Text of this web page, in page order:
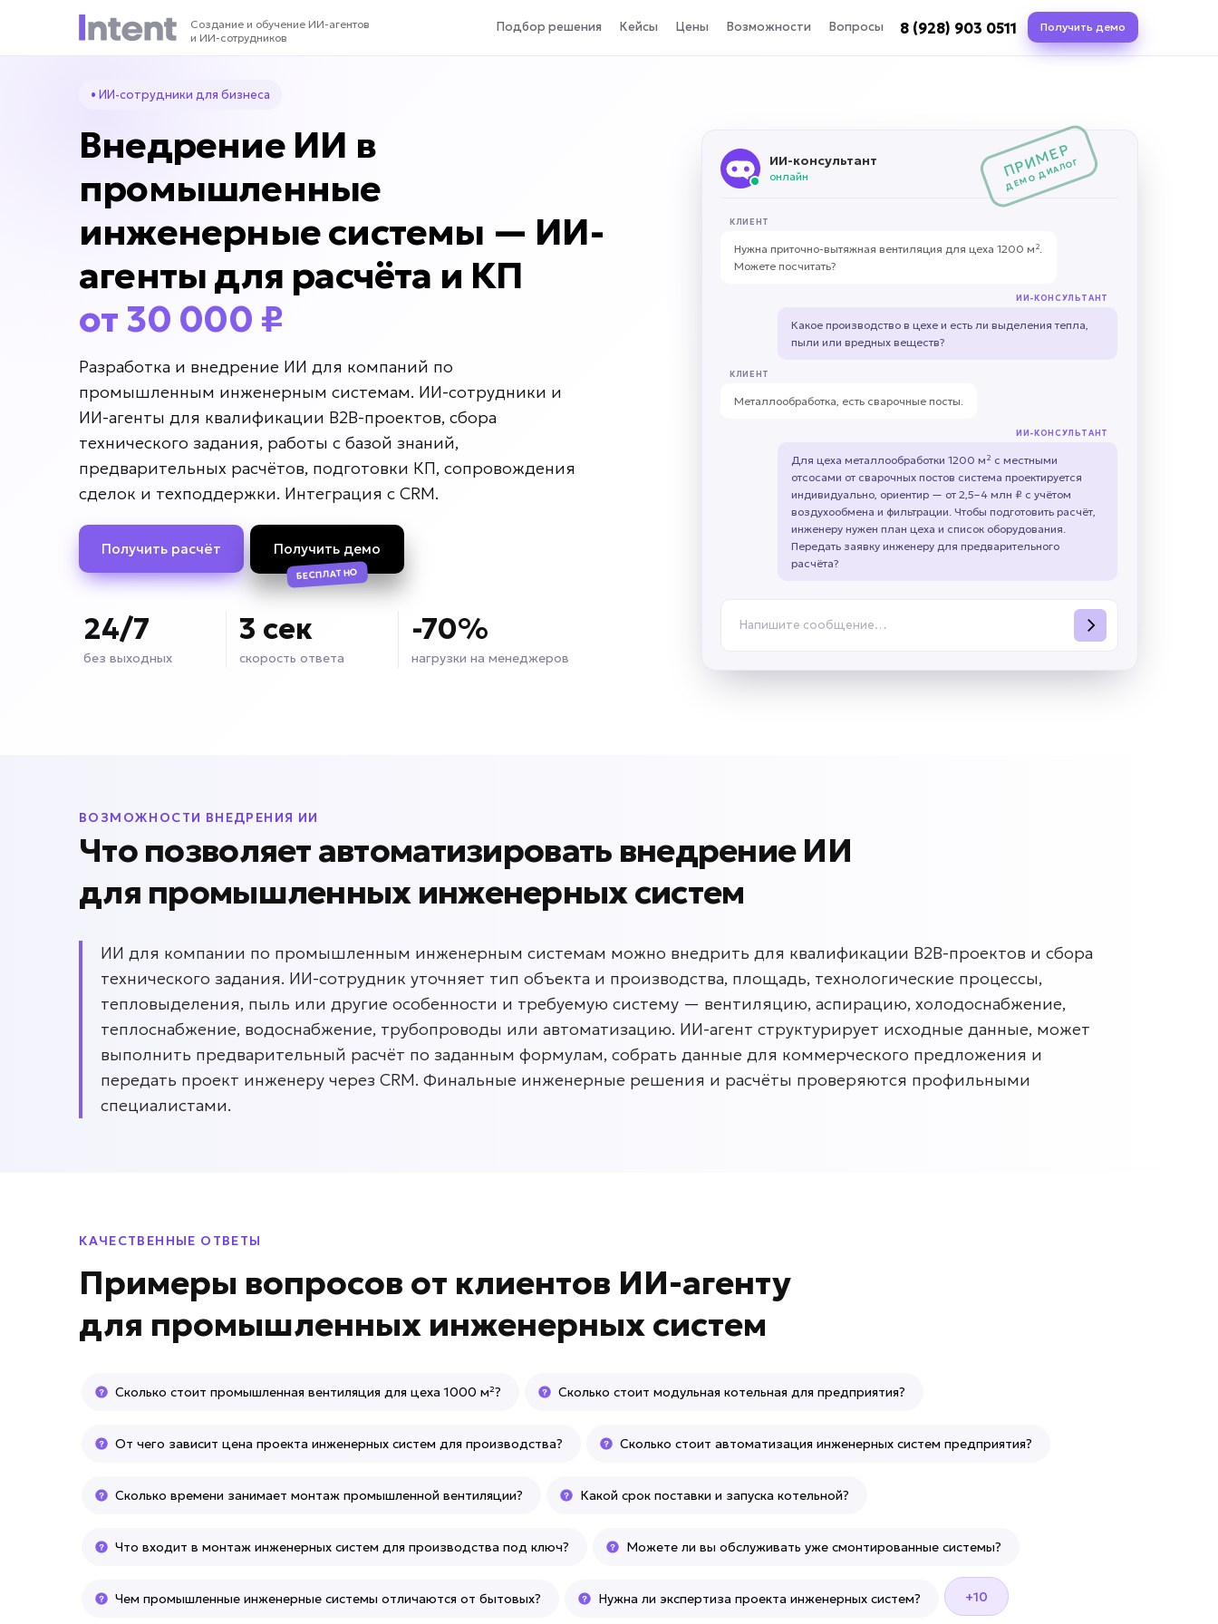
Создание и обучение ИИ-агентов
и ИИ-сотрудников
Подбор решения Кейсы Цены Возможности Вопросы 8 (928) 903 0511 Получить демо
• ИИ-сотрудники для бизнеса
Внедрение ИИ в
промышленные
инженерные системы — ИИ-
агенты для расчёта и КП
от 30 000 ₽
Разработка и внедрение ИИ для компаний по
промышленным инженерным системам. ИИ-сотрудники и
ИИ-агенты для квалификации B2B-проектов, сбора
технического задания, работы с базой знаний,
предварительных расчётов, подготовки КП, сопровождения
сделок и техподдержки. Интеграция с CRM.
Получить расчёт Получить демо
БЕСПЛАТНО
24/7
без выходных
3 сек
скорость ответа
-70%
нагрузки на менеджеров
ПРИМЕР
ДЕМО ДИАЛОГ
ИИ-консультант
онлайн
КЛИЕНТ
Нужна приточно-вытяжная вентиляция для цеха 1200 м².
Можете посчитать?
ИИ-КОНСУЛЬТАНТ
Какое производство в цехе и есть ли выделения тепла,
пыли или вредных веществ?
КЛИЕНТ
Металлообработка, есть сварочные посты.
ИИ-КОНСУЛЬТАНТ
Для цеха металлообработки 1200 м² с местными
отсосами от сварочных постов система проектируется
индивидуально, ориентир — от 2,5–4 млн ₽ с учётом
воздухообмена и фильтрации. Чтобы подготовить расчёт,
инженеру нужен план цеха и список оборудования.
Передать заявку инженеру для предварительного
расчёта?
Напишите сообщение…
ВОЗМОЖНОСТИ ВНЕДРЕНИЯ ИИ
Что позволяет автоматизировать внедрение ИИ
для промышленных инженерных систем
ИИ для компании по промышленным инженерным системам можно внедрить для квалификации B2B-проектов и сбора
технического задания. ИИ-сотрудник уточняет тип объекта и производства, площадь, технологические процессы,
тепловыделения, пыль или другие особенности и требуемую систему — вентиляцию, аспирацию, холодоснабжение,
теплоснабжение, водоснабжение, трубопроводы или автоматизацию. ИИ-агент структурирует исходные данные, может
выполнить предварительный расчёт по заданным формулам, собрать данные для коммерческого предложения и
передать проект инженеру через CRM. Финальные инженерные решения и расчёты проверяются профильными
специалистами.
КАЧЕСТВЕННЫЕ ОТВЕТЫ
Примеры вопросов от клиентов ИИ-агенту
для промышленных инженерных систем
Сколько стоит промышленная вентиляция для цеха 1000 м²? Сколько стоит модульная котельная для предприятия?
От чего зависит цена проекта инженерных систем для производства? Сколько стоит автоматизация инженерных систем предприятия?
Сколько времени занимает монтаж промышленной вентиляции? Какой срок поставки и запуска котельной?
Что входит в монтаж инженерных систем для производства под ключ? Можете ли вы обслуживать уже смонтированные системы?
Чем промышленные инженерные системы отличаются от бытовых? Нужна ли экспертиза проекта инженерных систем? +10